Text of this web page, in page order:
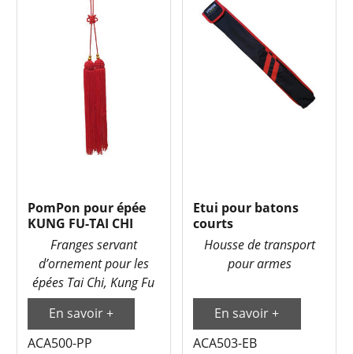
PomPon pour épée
KUNG FU-TAI CHI
Franges servant
d’ornement pour les
épées Tai Chi, Kung Fu
En savoir +
ACA500-PP
Etui pour batons
courts
Housse de transport
pour armes
En savoir +
ACA503-EB